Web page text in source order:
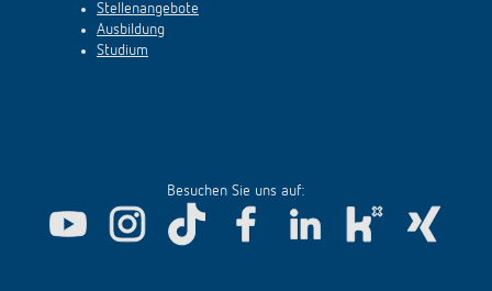
Stellenangebote
Ausbildung
Studium
Besuchen Sie uns auf: